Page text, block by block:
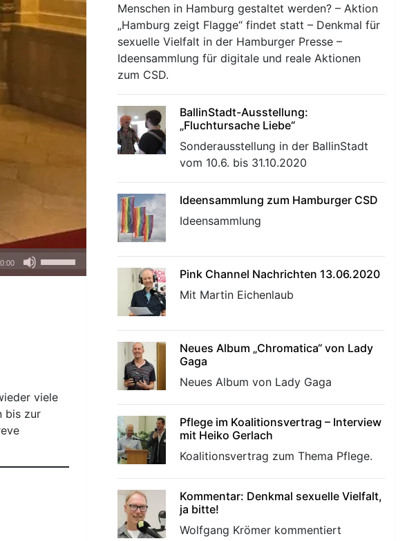
viele
bis zur
Menschen in Hamburg gestaltet werden? – Aktion
„Hamburg zeigt Flagge“ findet statt – Denkmal für
sexuelle Vielfalt in der Hamburger Presse –
Ideensammlung für digitale und reale Aktionen
zum CSD.
BallinStadt-Ausstellung:
„Fluchtursache Liebe“
Sonderausstellung in der BallinStadt
vom 10.6. bis 31.10.2020
Ideensammlung zum Hamburger CSD
Ideensammlung
Pink Channel Nachrichten 13.06.2020
Mit Martin Eichenlaub
Neues Album „Chromatica“ von Lady
Gaga
Neues Album von Lady Gaga
Pflege im Koalitionsvertrag – Interview
mit Heiko Gerlach
Koalitionsvertrag zum Thema Pflege.
Kommentar: Denkmal sexuelle Vielfalt,
ja bitte!
Wolfgang Krömer kommentiert